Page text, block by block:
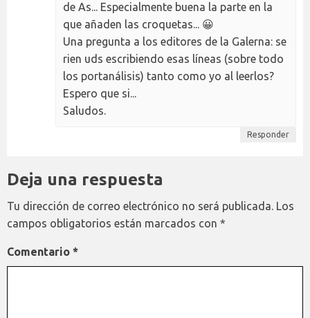
de As... Especialmente buena la parte en la
que añaden las croquetas... 😀
Una pregunta a los editores de la Galerna: se
rien uds escribiendo esas líneas (sobre todo
los portanálisis) tanto como yo al leerlos?
Espero que si...
Saludos.
Responder
Deja una respuesta
Tu dirección de correo electrónico no será publicada. Los
campos obligatorios están marcados con *
Comentario *